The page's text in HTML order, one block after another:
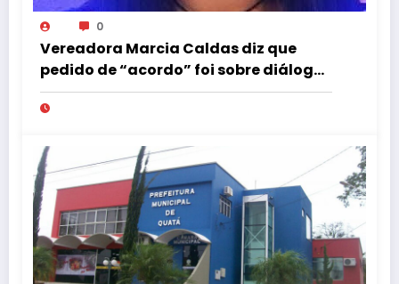
0
Vereadora Marcia Caldas diz que
pedido de “acordo” foi sobre diálogo
institucional